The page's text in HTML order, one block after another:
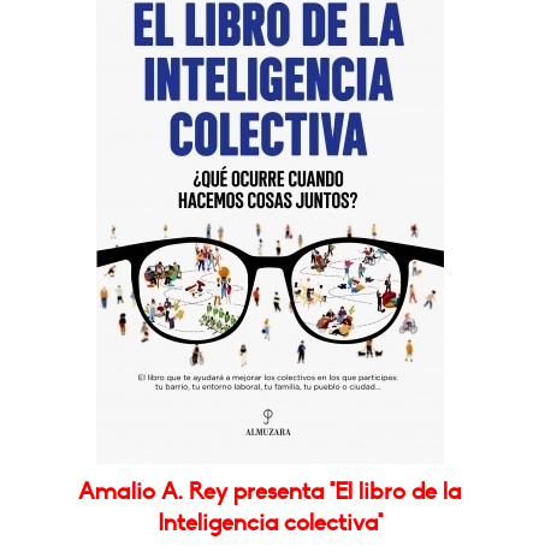
Amalio A. Rey presenta "El libro de la
Inteligencia colectiva"